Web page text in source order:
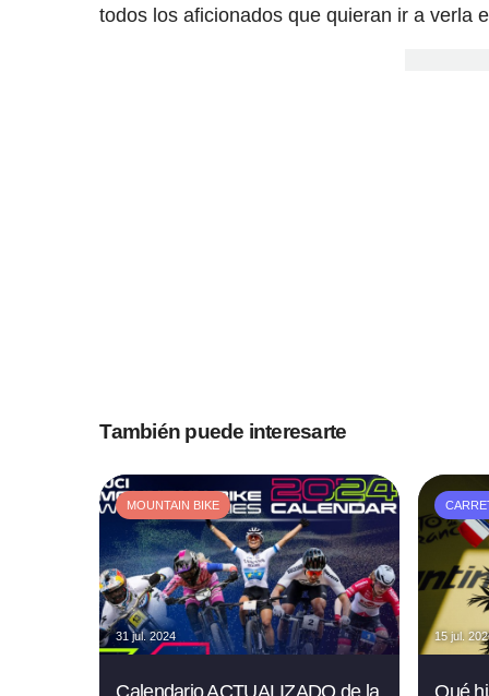
todos los aficionados que quieran ir a verla
También puede interesarte
MOUNTAIN BIKE
31 jul. 2024 15 jul.